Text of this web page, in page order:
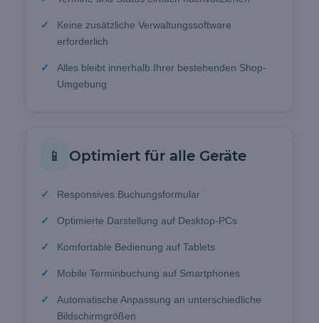
Keine zusätzliche Verwaltungssoftware
erforderlich
Alles bleibt innerhalb Ihrer bestehenden Shop-
Umgebung
📱 Optimiert für alle Geräte
Responsives Buchungsformular
Optimierte Darstellung auf Desktop-PCs
Komfortable Bedienung auf Tablets
Mobile Terminbuchung auf Smartphones
Automatische Anpassung an unterschiedliche
Bildschirmgrößen